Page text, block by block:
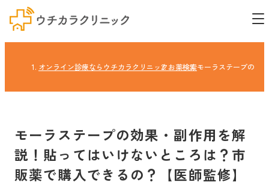
オンライン診療ならウチカラクリニックお薬検索モーラステープの効
モーラステープの効果・副作用を解
説！貼ってはいけないところは？市
販薬で購入できるの？【医師監修】